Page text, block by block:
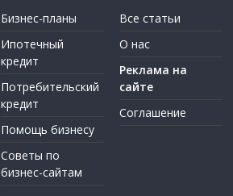
Бизнес-планы
Ипотечный
кредит
Потребительский
кредит
Помощь бизнесу
Советы по
бизнес-сайтам
Все статьи
О нас
Реклама на
сайте
Соглашение